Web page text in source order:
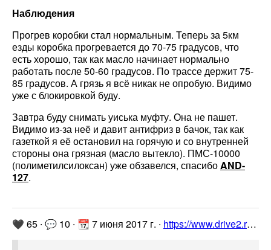
Наблюдения
Прогрев коробки стал нормальным. Теперь за 5км
езды коробка прогревается до 70-75 градусов, что
есть хорошо, так как масло начинает нормально
работать после 50-60 градусов. По трассе держит 75-
85 градусов. А грязь я всё никак не опробую. Видимо
уже с блокировкой буду.
Завтра буду снимать уиська муфту. Она не пашет.
Видимо из-за неё и давит антифриз в бачок, так как
газеткой я её остановил на горячую и со внутренней
стороны она грязная (масло вытекло). ПМС-10000
(полиметилсилоксан) уже обзавелся, спасибоAND-
127.
🖤 65 ∙ 💬 10 ∙ 📆 7 июня 2017 г. ∙ https://www.drive2.ru/l/475119041522958938/